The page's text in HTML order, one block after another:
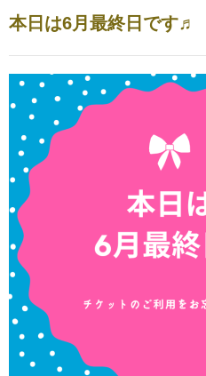
本日は6月最終日です♬